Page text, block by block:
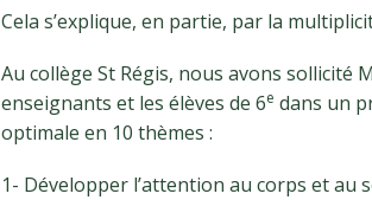
Cela s’explique, en partie, par la
Au collège St Régis, nous avons sollicité
enseignants et les élèves de 6e dans un
optimale en 10 thèmes :
1- Développer l’attention au corps et